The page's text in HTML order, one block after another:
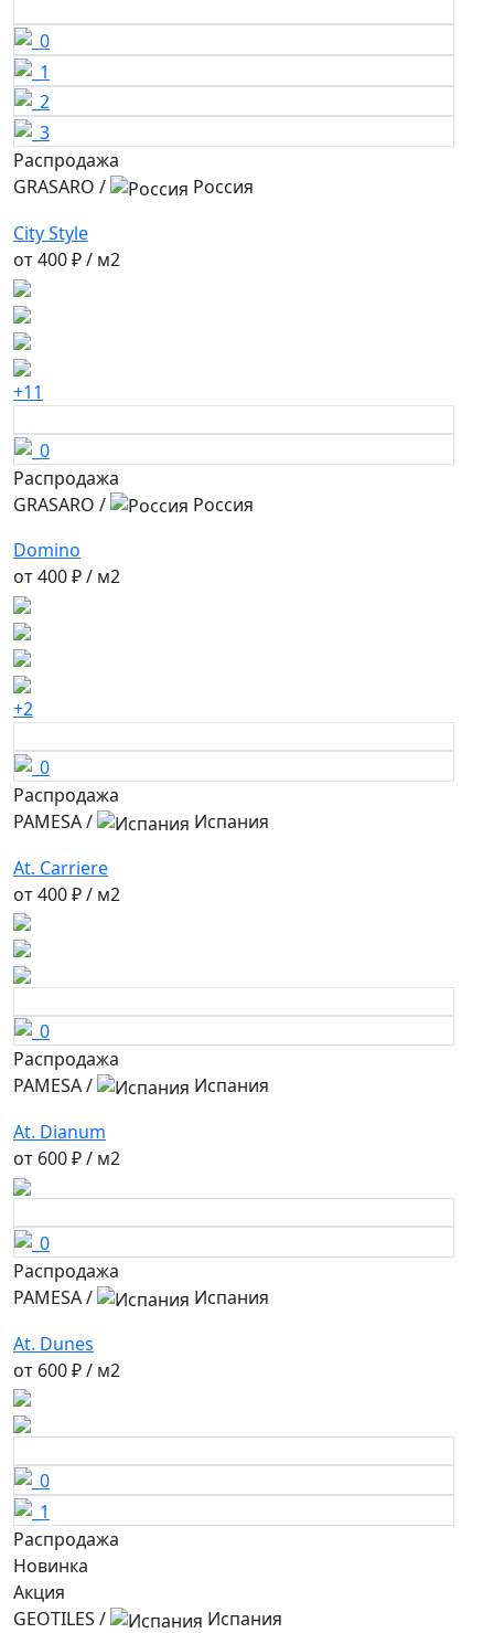
Распродажа
GRASARO /
Россия
City Style
от400 ₽/ м2
+11
Распродажа
GRASARO /
Россия
Domino
от400 ₽/ м2
+2
Распродажа
PAMESA/
Испания
At. Carriere
от400 ₽/ м2
Распродажа
PAMESA/
Испания
At. Dianum
от 600 ₽/ м2
Распродажа
PAMESA/
Испания
At. Dunes
от 600 ₽/ м2
Распродажа
Новинка
Акция
GEOTILES /
Испания